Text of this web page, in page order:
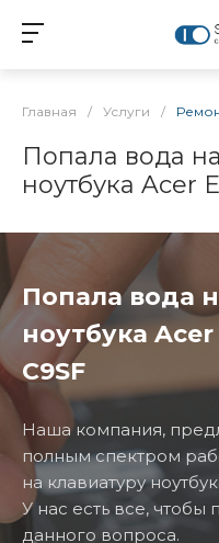
Главная / Услуги /
Попала вода
ноутбука Acer
Попала вода
ноутбука Acer
C9SF
Наша компания,
полным спектром
на клавиатуру
У нас есть все,
данного вопроса.